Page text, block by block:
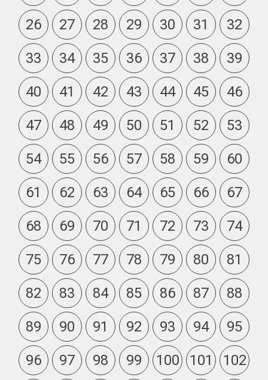
26
27 28 29 30 31
32
33
34 35 36 37 38
39
40
41 42 43 44 45
46
47
48 49 50 51 52
53
54
55 56 57 58 59
60
61
62 63 64 65 66
67
68
69 70 71 72 73
74
75
76 77 78 79 80
81
82
83 84 85 86 87
88
89
90 91 92 93 94
95
96
97 98 99 100 101
102